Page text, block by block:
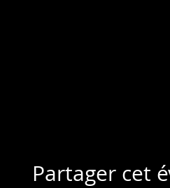
Partager cet